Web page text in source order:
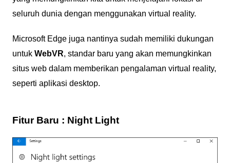
seluruh dunia dengan menggunakan virtual reality.
Microsoft Edge juga nantinya sudah memiliki dukungan
untuk WebVR, standar baru yang akan memungkinkan
situs web dalam memberikan pengalaman virtual reality,
seperti aplikasi desktop.
Fitur Baru : Night Light